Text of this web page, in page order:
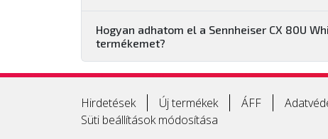
Hogyan adhatom el a Sennheiser CX 80U
termékemet?
Hirdetések Új termékek ÁFF
Süti beállítások módosítása